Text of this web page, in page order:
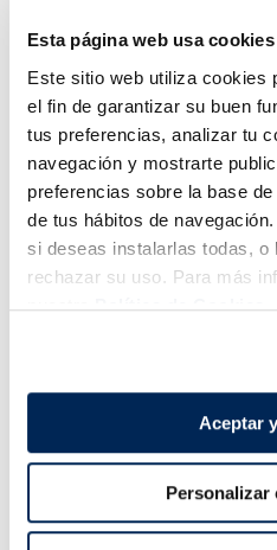
Esta página web usa cookies
Este sitio web utiliza cookies
el fin de garantizar su buen
tus preferencias, analizar tu
navegación y mostrarte
preferencias sobre la base
de tus hábitos de
si deseas instalarlas todas, o
rechazar su uso. Para más
nuestraPolítica de Cookies.
Aceptar
Personalizar
Muslitos de cangrejo
formato extra
7,99 €
Añadir
¡Combínalo y hazte